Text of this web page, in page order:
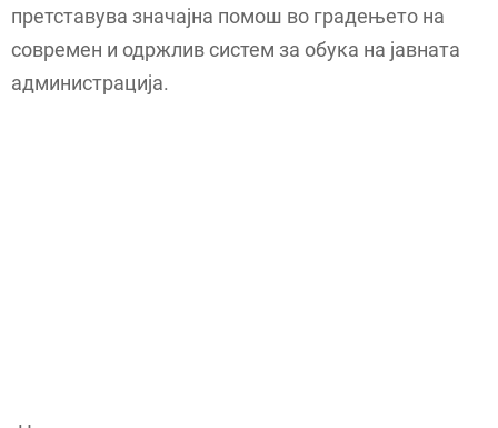
претставува значајна помош во градењето на
современ и одржлив систем за обука на јавната
администрација.